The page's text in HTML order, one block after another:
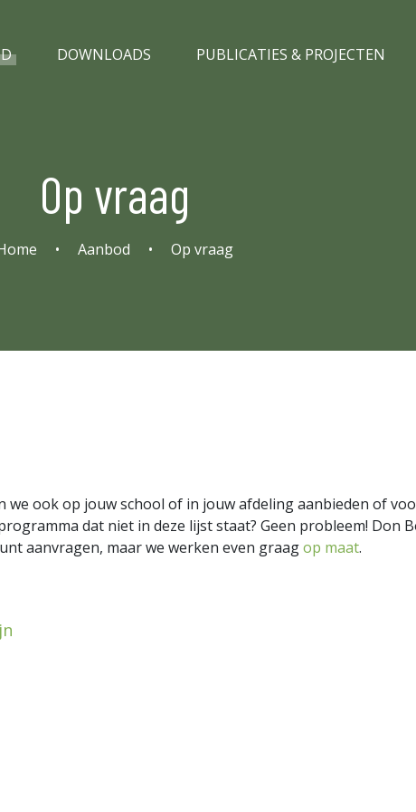
DOWNLOADS PUBLICATIES & PROJECTEN
Op vraag
• Aanbod • Op vraag
ook op jouw school of in jouw afdeling aanbieden of
dat niet in deze lijst staat? Geen probleem! Don
aanvragen, maar we werken even graagop maat.